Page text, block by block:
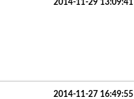
2014-11-29 13:09:41
2014-11-27 16:49:55